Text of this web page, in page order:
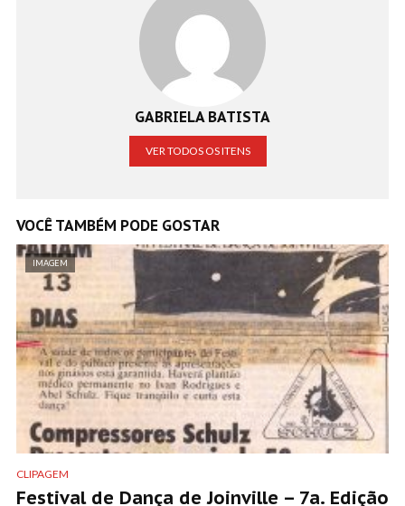
GABRIELA BATISTA
VER TODOS OS ITENS
VOCÊ TAMBÉM PODE GOSTAR
IMAGEM
CLIPAGEM
Festival de Dança de Joinville – 7a. Edição